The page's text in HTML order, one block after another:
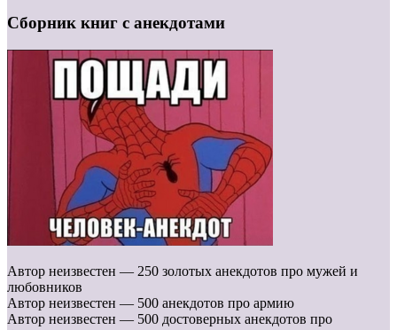
Сборник книг с анекдотами
Автор неизвестен — 250 золотых анекдотов про мужей и
любовников
Автор неизвестен — 500 анекдотов про армию
Автор неизвестен — 500 достоверных анекдотов про